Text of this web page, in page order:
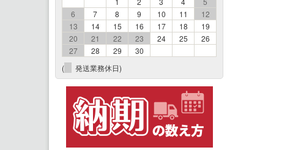
6
7 8 9 10 11
12
13
14 15 16 17 18
19
20
21 22 23 24 25
26
27
28 29
30
(
発送業務休日)